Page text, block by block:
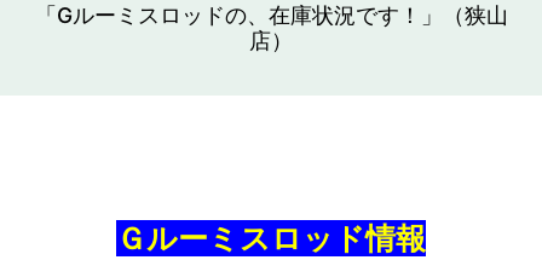
「Gルーミスロッドの、在庫状況です！」（狭山
店）
Ｇルーミスロッド情報